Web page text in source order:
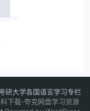
研大学各国语言学习专栏
下载-夸克网盘学习资源